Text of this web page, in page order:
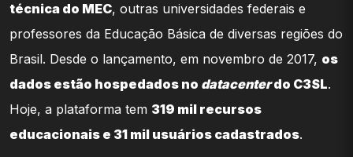
técnica do MEC, outras universidades federais e
professores da Educação Básica de diversas regiões do
Brasil. Desde o lançamento, em novembro de 2017, os
dados estão hospedados no datacenterdo C3SL.
Hoje, a plataforma tem 319 mil recursos
educacionais e 31 mil usuários cadastrados.